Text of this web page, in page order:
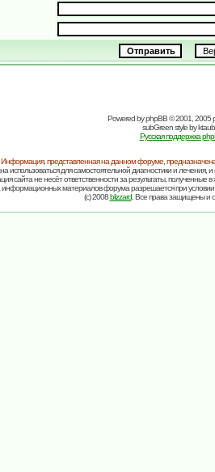
Powered byphpBB© 2001, 2005
subGreen style by
Русская поддержка
Информация, представленная на данном форуме,
использоваться для самостоятельной диагностики и лечения,
сайта не несёт ответственности за результаты,
информационных материалов форума разрешается при
(c) 2008blizzard. Все права защищены и